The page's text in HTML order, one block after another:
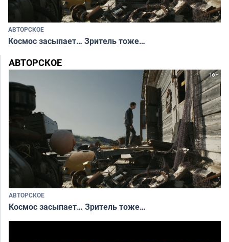
АВТОРСКОЕ
Космос засыпает… Зритель тоже…
АВТОРСКОЕ
АВТОРСКОЕ
Космос засыпает… Зритель тоже…